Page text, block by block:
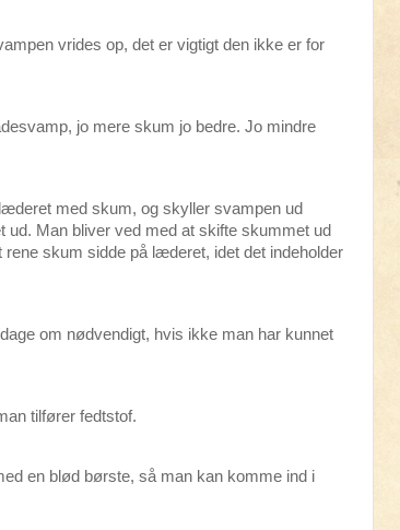
vrides op, det er vigtigt den ikke er for
jo mere skum jo bedre. Jo mindre
med skum, og skyller svampen ud
Man bliver ved med at skifte skummet ud
skum sidde på læderet, idet det indeholder
om nødvendigt, hvis ikke man har kunnet
tilfører fedtstof.
en blød børste, så man kan komme ind i